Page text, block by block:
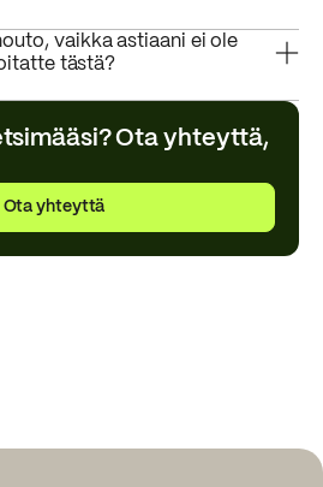
vaikka astiaani ei ole
tästä?
Ota yhteyttä,
Ota yhteyttä